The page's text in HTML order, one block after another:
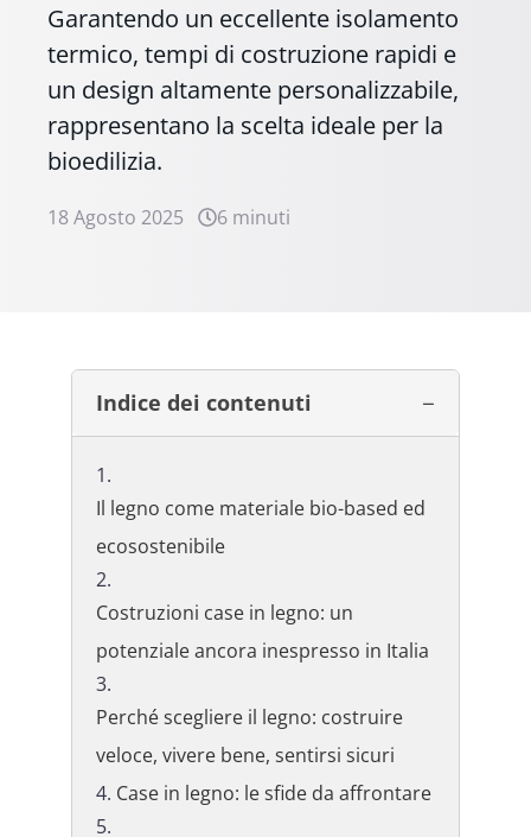
Garantendo un eccellente isolamento
termico, tempi di costruzione rapidi e
un design altamente personalizzabile,
rappresentano la scelta ideale per la
bioedilizia.
18 Agosto 2025 6 minuti
Indice dei contenuti
Il legno come materiale bio-based ed
ecosostenibile
Costruzioni case in legno: un
potenziale ancora inespresso in Italia
Perché scegliere il legno: costruire
veloce, vivere bene, sentirsi sicuri
Case in legno: le sfide da affrontare